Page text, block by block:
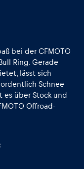
bei der CFMOTO
Ring. Gerade
lässt sich
Schnee
es über Stock und
Offroad-